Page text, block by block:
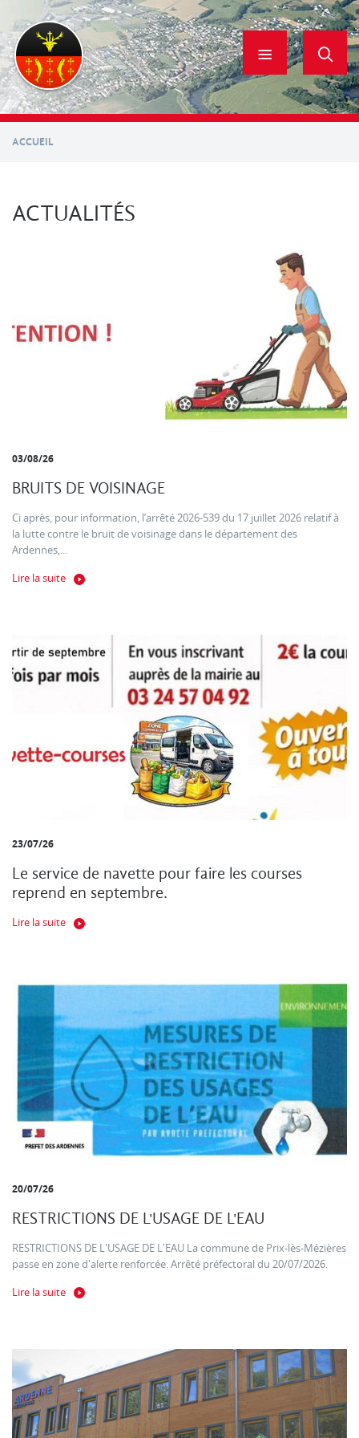
contenu
principal
ACCUEIL
ACTUALITÉS
03/08/26
BRUITS DE VOISINAGE
Ci après, pour information, l’arrêté 2026-539 du 17 juillet 2026 relatif à
la lutte contre le bruit de voisinage dans le département des
Ardennes,...
Lire la suite
23/07/26
Le service de navette pour faire les courses
reprend en septembre.
Lire la suite
20/07/26
RESTRICTIONS DE L'USAGE DE L'EAU
RESTRICTIONS DE L'USAGE DE L'EAU La commune de Prix-lès-Mézières
passe en zone d'alerte renforcée. Arrêté préfectoral du 20/07/2026.
Lire la suite